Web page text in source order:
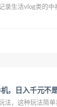
录生活vlog类的中
，日入千元不是
法，这种玩法简